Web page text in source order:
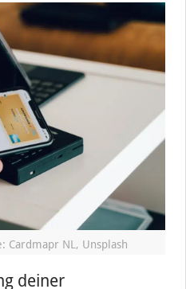
Cardmapr NL, Unsplash
deiner